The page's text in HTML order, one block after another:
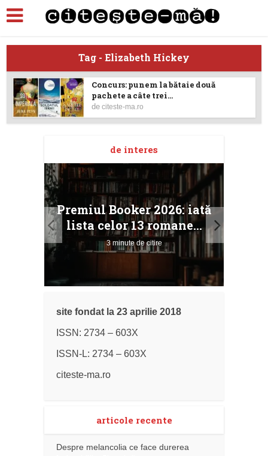
Tag - Elizabeth Hickey
Concurs: punem la bătaie două
pachete a câte trei...
deciteste-ma.ro
de interes
Premiul Booker 2026: iată
lista celor 13 romane...
3 minute de citire
site fondat la 23 aprilie 2018
ISSN: 2734 – 603X
ISSN-L: 2734 – 603X
citeste-ma.ro
articole recente
Despre melancolia ce face durerea